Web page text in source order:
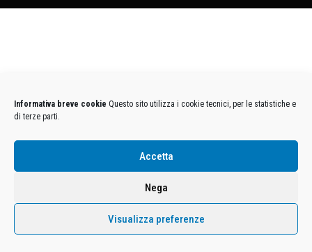
Informativa breve cookie Questo sito utilizza i cookie tecnici, per le statistiche e
di terze parti.
Accetta
Nega
Visualizza preferenze